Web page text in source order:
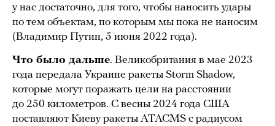
у нас достаточно, для того, чтобы наносить удары
по тем объектам, по которым мы пока не наносим
(Владимир Путин, 5 июня 2022 года).
Что было дальше. Великобритания в мае 2023
года передала Украине ракеты Storm Shadow,
которые могут поражать цели на расстоянии
до 250 километров. С весны 2024 года США
поставляют Киеву ракеты ATACMS с радиусом